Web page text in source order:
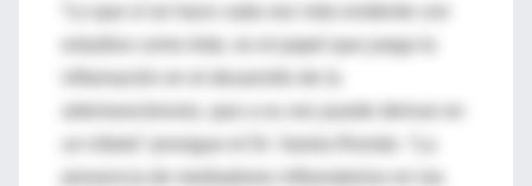
estudios como éste, es el papel que juega la
un infarto” prosigue el Dr. Varela Román. “La